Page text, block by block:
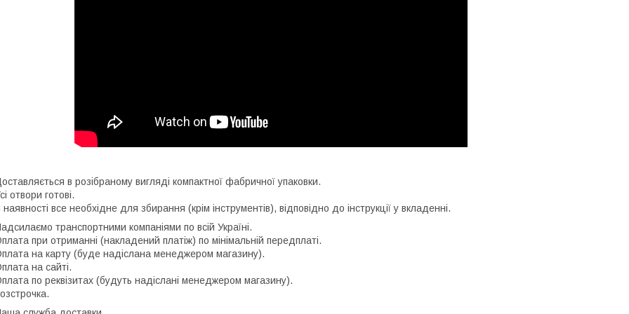
в розібраному вигляді компактної фабричної упаковки.
отвори готові.
наявності все необхідне для збирання (крім інструментів), відповідно до інструкції у вкладенні.
транспортними компаніями по всій Україні.
при отриманні (накладений платіж) по мінімальній передплаті.
на карту (буде надіслана менеджером магазину).
на сайті.
по реквізитах (будуть надіслані менеджером магазину).